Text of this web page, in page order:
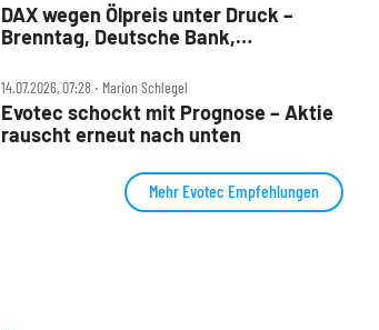
DAX wegen Ölpreis unter Druck –
Brenntag, Deutsche Bank,
Volkswagen im Check
14.07.2026, 07:28 ‧ Marion Schlegel
Evotec schockt mit Prognose – Aktie
rauscht erneut nach unten
Mehr Evotec Empfehlungen